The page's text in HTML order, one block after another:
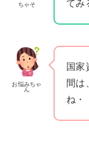
ちゃそ てみ
お悩みちゃ
ん
国家
間は
ね・